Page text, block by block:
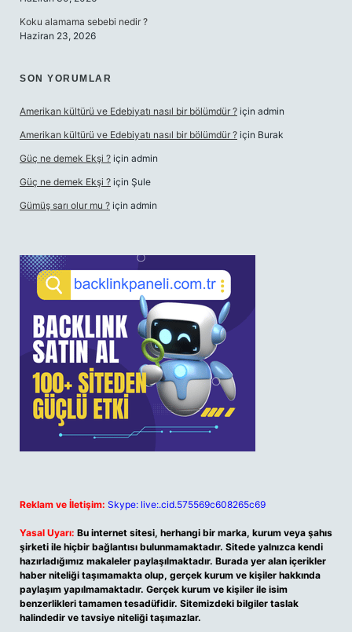
Koku alamama sebebi nedir ?
Haziran 23, 2026
SON YORUMLAR
Amerikan kültürü ve Edebiyatı nasıl bir bölümdür ? için admin
Amerikan kültürü ve Edebiyatı nasıl bir bölümdür ? için Burak
Güç ne demek Ekşi ? için admin
Güç ne demek Ekşi ? için Şule
Gümüş sarı olur mu ? için admin
Reklam ve İletişim: Skype: live:.cid.575569c608265c69
Yasal Uyarı: Bu internet sitesi, herhangi bir marka, kurum veya şahıs
şirketi ile hiçbir bağlantısı bulunmamaktadır. Sitede yalnızca kendi
hazırladığımız makaleler paylaşılmaktadır. Burada yer alan içerikler
haber niteliği taşımamakta olup, gerçek kurum ve kişiler hakkında
paylaşım yapılmamaktadır. Gerçek kurum ve kişiler ile isim
benzerlikleri tamamen tesadüfidir. Sitemizdeki bilgiler taslak
halindedir ve tavsiye niteliği taşımazlar.